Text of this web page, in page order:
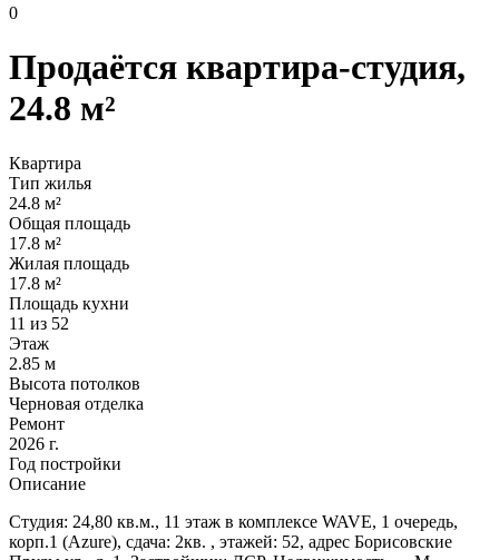
0
Продаётся квартира-студия,
24.8 м²
Квартира
Тип жилья
24.8 м²
Общая площадь
17.8 м²
Жилая площадь
17.8 м²
Площадь кухни
11 из 52
Этаж
2.85 м
Высота потолков
Черновая отделка
Ремонт
2026 г.
Год постройки
Описание
Студия: 24,80 кв.м., 11 этаж в комплексе WAVE, 1 очередь,
корп.1 (Azure), сдача: 2кв. , этажей: 52, адрес Борисовские